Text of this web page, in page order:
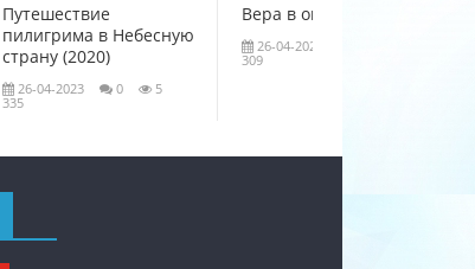
Путешествие
пилигрима в Небесную
страну (2020)
26-04-2023 0
5
335
Вера в огне (2020)
26-04-2023
309